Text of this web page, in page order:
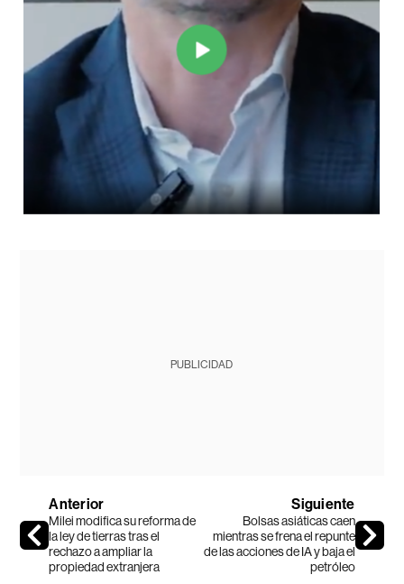
PUBLICIDAD
Anterior
Milei modifica su reforma de
la ley de tierras tras el
rechazo a ampliar la
propiedad extranjera
Siguiente
Bolsas asiáticas caen
mientras se frena el repunte
de las acciones de IA y baja el
petróleo